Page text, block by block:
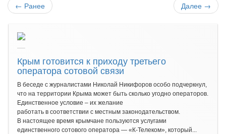
← Ранее Далее →
Крым готовится к приходу третьего
оператора сотовой связи
В беседе с журналистами Николай Никифоров особо подчеркнул,
что на территории Крыма может быть сколько угодно операторов.
Единственное условие – их желание
работать в соответствии с местным законодательством.
В настоящее время крымчане пользуются услугами
единственного сотового оператора — «К-Телеком», который...